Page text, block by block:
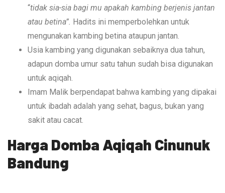
“tidak sia-sia bagi mu apakah kambing berjenis jantan
atau betina”. Hadits ini memperbolehkan untuk
mengunakan kambing betina ataupun jantan.
Usia kambing yang digunakan sebaiknya dua tahun,
adapun domba umur satu tahun sudah bisa digunakan
untuk aqiqah.
Imam Malik berpendapat bahwa kambing yang dipakai
untuk ibadah adalah yang sehat, bagus, bukan yang
sakit atau cacat.
Harga Domba Aqiqah Cinunuk
Bandung